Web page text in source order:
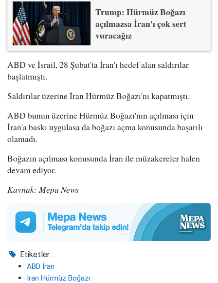
Trump: Hürmüz Boğazı
açılmazsa İran'ı çok sert
vuracağız
ABD ve İsrail, 28 Şubat'ta İran'ı hedef alan saldırılar
başlatmıştı.
Saldırılar üzerine İran Hürmüz Boğazı'nı kapatmıştı.
ABD bunun üzerine Hürmüz Boğazı'nın açılması için
İran'a baskı uygulasa da boğazı açma konusunda başarılı
olamadı.
Boğazın açılması konusunda İran ile müzakereler halen
devam ediyor.
Kaynak: Mepa News
Etiketler :
ABD İran
İran Hürmüz Boğazı